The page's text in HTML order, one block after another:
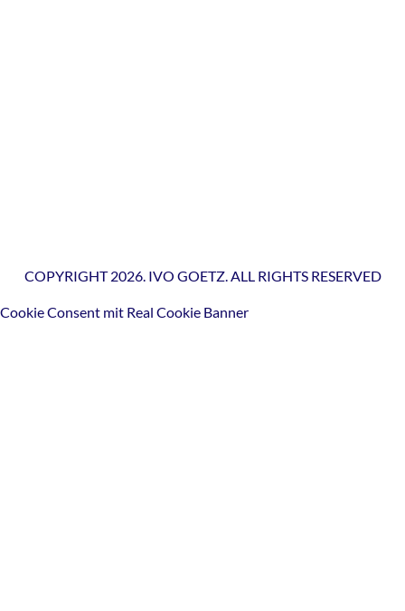
COPYRIGHT 2026. IVO GOETZ. ALL RIGHTS RESERVED
Cookie Consent mit Real Cookie Banner